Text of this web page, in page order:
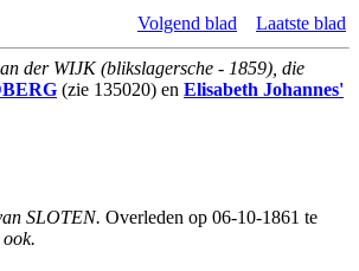
Volgend blad Laatste blad
der WIJK (blikslagersche - 1859), die
(zie 135020) en Elisabeth Johannes'
SLOTEN. Overleden op 06-10-1861 te